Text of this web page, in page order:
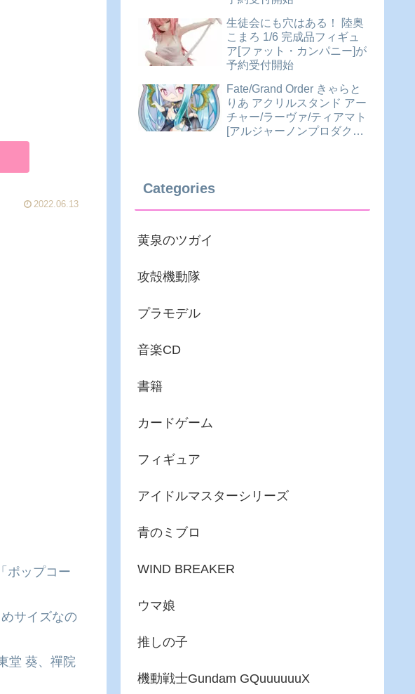
2022.06.13
ポップコー
サイズなの
堂 葵、禪院
生徒会にも穴はある！ 陸奥
こまろ 1/6 完成品フィギュ
ア[ファット・カンパニー]が
予約受付開始
Fate/Grand Order きゃらと
りあ アクリルスタンド アー
チャー/ラーヴァ/ティアマト
[アルジャーノンプロダクト]
Categories
黄泉のツガイ
攻殻機動隊
プラモデル
音楽CD
書籍
カードゲーム
フィギュア
アイドルマスターシリーズ
青のミブロ
WIND BREAKER
ウマ娘
推しの子
機動戦士Gundam GQuuuuuuX